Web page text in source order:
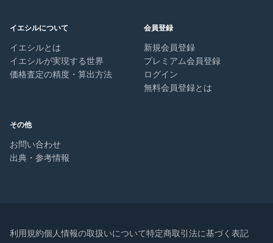
イエシルについて
イエシルとは
イエシルが実現する世界
価格査定の精度・算出方法
会員登録
新規会員登録
プレミアム会員登録
ログイン
無料会員登録とは
その他
お問い合わせ
出典・参考情報
利用規約個人情報の取扱いについて特定商取引法に基づく表記